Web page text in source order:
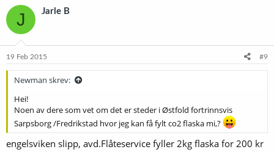
J Jarle B
19 Feb 2015 #9
Newman skrev:
Hei!
Noen av dere som vet om det er steder i Østfold fortrinnsvis
Sarpsborg /Fredrikstad hvor jeg kan få fylt co2 flaska mi,?
engelsviken slipp, avd.Flåteservice fyller 2kg flaska for 200 kr